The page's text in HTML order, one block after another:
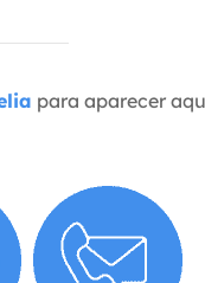
para aparecer